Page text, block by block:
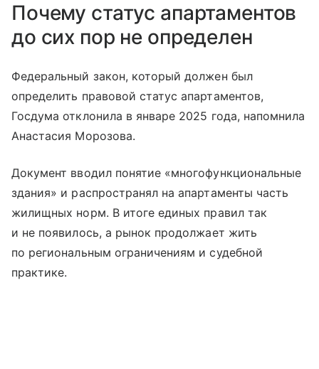
Почему статус апартаментов
до сих пор не определен
Федеральный закон, который должен был
определить правовой статус апартаментов,
Госдума отклонила в январе 2025 года, напомнила
Анастасия Морозова.
Документ вводил понятие «многофункциональные
здания» и распространял на апартаменты часть
жилищных норм. В итоге единых правил так
и не появилось, а рынок продолжает жить
по региональным ограничениям и судебной
практике.